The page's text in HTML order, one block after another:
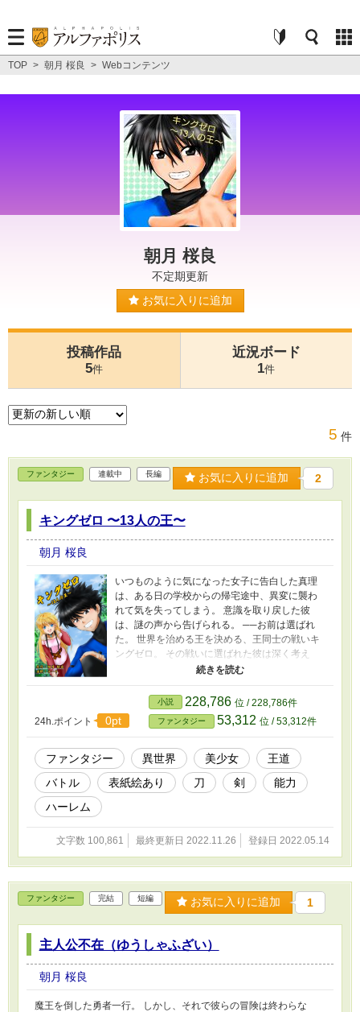
TOP > 朝月 桜良 > Webコンテンツ
朝月 桜良
不定期更新
お気に入りに追加
投稿作品
5件
近況ボード
1件
5 件
ファンタジー 連載中 長編 お気に入りに追加 2
キングゼロ 〜13人の王〜
朝月 桜良
いつものように気になった女子に告白した真理
は、ある日の学校からの帰宅途中、異変に襲わ
れて気を失ってしまう。 意識を取り戻した彼
は、謎の声から告げられる。 ──お前は選ばれ
た。 世界を治める王を決める、王同士の戦いキ
ングゼロ。 その戦いに選ばれた彼は深く考え
ず、参加を了承する。 そして名乗る──シンリ
こは何と異世界で……。 シンリは長く続いてい
る過酷な戦い、キングゼロに新たな13人目の王
として巻き込まれていく。 待ち受ける他の王達
との激戦。 キングゼロはいつ、どうして始まっ
たのか。 なぜシンリが選ばれたのか。 様々な謎
が、解かれていく。 『王』道バトルファンタジ
ー、開幕！ かなりの長編小説となります。 読ま
SpecialThanks！
24h.ポイント 0pt
小説 228,786 位 / 228,786件
ファンタジー 53,312 位 / 53,312件
ファンタジー 異世界 美少女
王道
バトル
表紙絵あり 刀 剣
能力
ハーレム
文字数 100,861 最終更新日 2022.11.26 登録日 2022.05.14
ファンタジー 完結 短編 お気に入りに追加 1
主人公不在（ゆうしゃふざい）
朝月 桜良
魔王を倒した勇者一行。 しかし、それで彼らの冒険は終わらな